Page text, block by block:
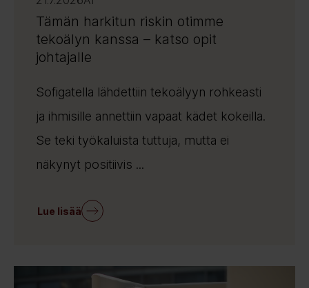
Tämän harkitun riskin otimme
tekoälyn kanssa – katso opit
johtajalle
Sofigatella lähdettiin tekoälyyn rohkeasti
ja ihmisille annettiin vapaat kädet kokeilla.
Se teki työkaluista tuttuja, mutta ei
näkynyt positiivis ...
Lue lisää